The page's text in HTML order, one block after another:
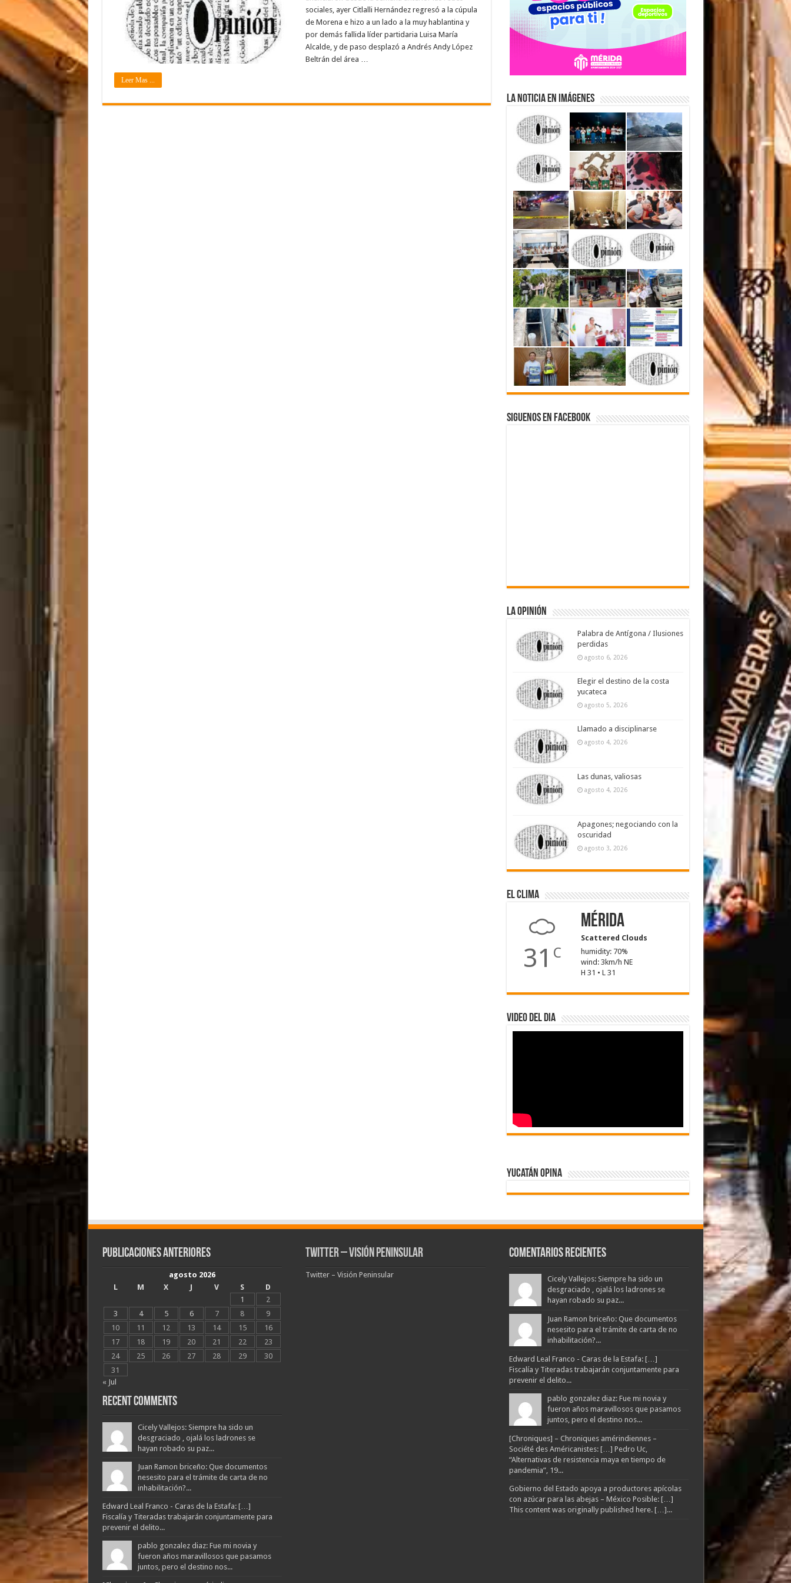
sociales, ayer Citlalli Hernández regresó a la cúpula
de Morena e hizo a un lado a la muy hablantina y
por demás fallida líder partidaria Luisa María
Alcalde, y de paso desplazó a Andrés Andy López
Beltrán del área …
Leer Mas ...
La Noticia en Imágenes
Siguenos en Facebook
La Opinión
Palabra de Antígona / Ilusiones
perdidas
agosto 6, 2026
Elegir el destino de la costa
yucateca
agosto 5, 2026
Llamado a disciplinarse
agosto 4, 2026
Las dunas, valiosas
agosto 4, 2026
Apagones; negociando con la
oscuridad
agosto 3, 2026
El Clima
31 C
Mérida
Scattered Clouds
humidity: 70%
wind: 3km/h NE
H 31 • L 31
Video del dia
Yucatán Opina
Publicaciones Anteriores
agosto 2026
L
M X J V S
D
1
2
3
4 5 6 7 8
9
10
11 12 13 14 15
16
17
18 19 20 21 22
23
24
25 26 27 28 29
30
31
« Jul
Recent Comments
Cicely Vallejos: Siempre ha sido un
desgraciado , ojalá los ladrones se
hayan robado su paz...
Juan Ramon briceño: Que documentos
nesesito para el trámite de carta de no
inhabilitación?...
Edward Leal Franco - Caras de la Estafa: […]
Fiscalía y Titeradas trabajarán conjuntamente para
prevenir el delito...
pablo gonzalez diaz: Fue mi novia y
fueron años maravillosos que pasamos
juntos, pero el destino nos...
Twitter – Visión Peninsular
Twitter – Visión Peninsular
Comentarios Recientes
Cicely Vallejos: Siempre ha sido un
desgraciado , ojalá los ladrones se
hayan robado su paz...
Juan Ramon briceño: Que documentos
nesesito para el trámite de carta de no
inhabilitación?...
Edward Leal Franco - Caras de la Estafa: […]
Fiscalía y Titeradas trabajarán conjuntamente para
prevenir el delito...
pablo gonzalez diaz: Fue mi novia y
fueron años maravillosos que pasamos
juntos, pero el destino nos...
[Chroniques] – Chroniques amérindiennes –
Société des Américanistes: […] Pedro Uc,
“Alternativas de resistencia maya en tiempo de
pandemia”, 19...
Gobierno del Estado apoya a productores apícolas
con azúcar para las abejas – México Posible: […]
This content was originally published here. […]...